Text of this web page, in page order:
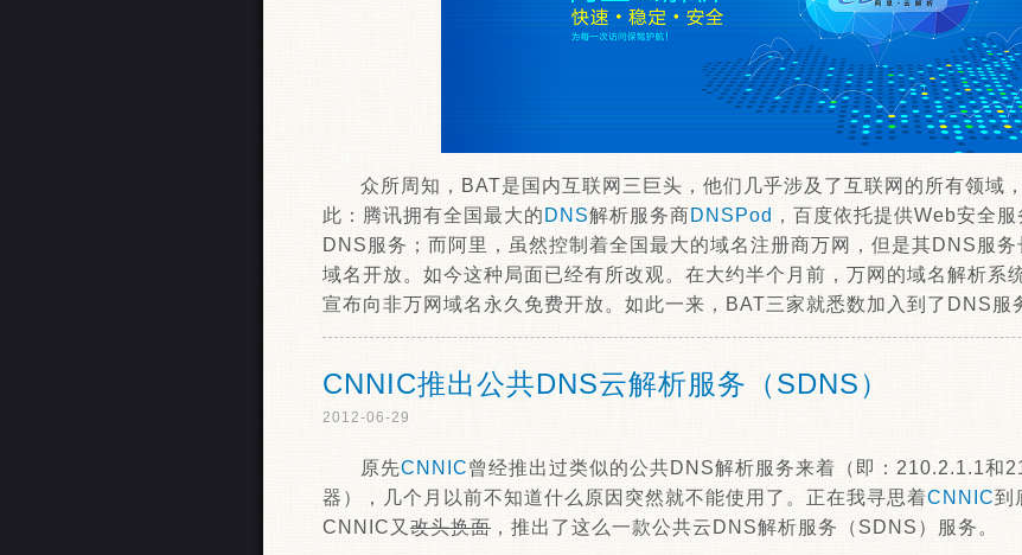
众所周知，BAT是国内互联网三巨头，他们几乎涉及了互联网的所有领域
此：腾讯拥有全国最大的 DNS解析服务商DNSPod ，百度依托提供Web安全
DNS服务；而阿里，虽然控制着全国最大的域名注册商万网，但是其DNS服
域名开放。如今这种局面已经有所改观。在大约半个月前，万网的域名解析系
宣布向非万网域名永久免费开放。如此一来，BAT三家就悉数加入到了DNS服
CNNIC推出公共DNS云解析服务（SDNS）
2012-06-29
原先CNNIC曾经推出过类似的公共DNS解析服务来着（即：210.2.1.1和
器），几个月以前不知道什么原因突然就不能使用了。正在我寻思着CNNIC到
CNNIC又 改头换面 ，推出了这么一款公共云DNS解析服务（SDNS）服务。